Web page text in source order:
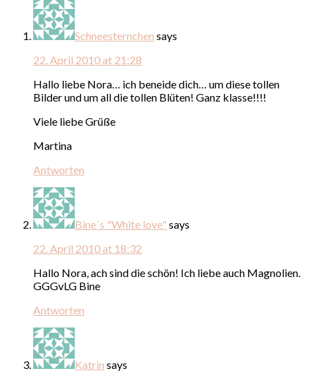
Schneesternchen says
22. April 2010 at 21:28
Hallo liebe Nora… ich beneide dich… um diese tollen
Bilder und um all die tollen Blüten! Ganz klasse!!!!
Viele liebe Grüße
Martina
Antworten
Bine´s "White love" says
22. April 2010 at 18:32
Hallo Nora, ach sind die schön! Ich liebe auch Magnolien.
GGGvLG Bine
Antworten
Katrin says